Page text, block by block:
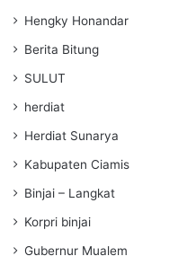
Hengky Honandar
Berita Bitung
SULUT
herdiat
Herdiat Sunarya
Kabupaten Ciamis
Binjai – Langkat
Korpri binjai
Gubernur Mualem